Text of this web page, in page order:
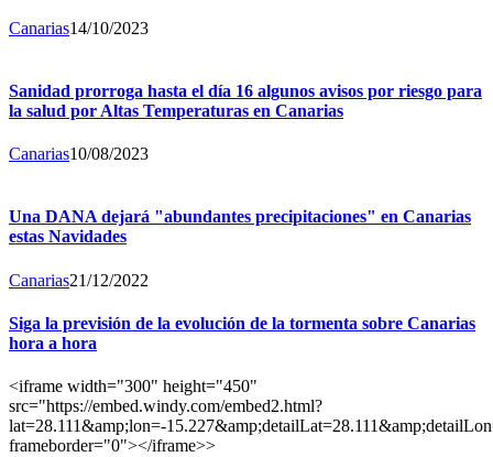
Canarias14/10/2023
Sanidad prorroga hasta el día 16 algunos avisos por riesgo para
la salud por Altas Temperaturas en Canarias
Canarias10/08/2023
Una DANA dejará "abundantes precipitaciones" en Canarias
estas Navidades
Canarias21/12/2022
Siga la previsión de la evolución de la tormenta sobre Canarias
hora a hora
<iframe width="300" height="450"
src="https://embed.windy.com/embed2.html?
lat=28.111&amp;lon=-
frameborder="0"></iframe>>